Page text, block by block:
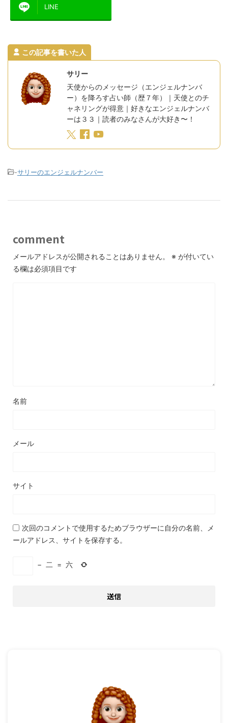
LINE
この記事を書いた人
サリー
天使からのメッセージ（エンジェルナンバ
ー）を降ろす占い師（歴７年）｜天使とのチ
ャネリングが得意｜好きなエンジェルナンバ
ーは３３｜読者のみなさんが大好き〜！
-サリーのエンジェルナンバー
comment
メールアドレスが公開されることはありません。 ※ が付いてい
る欄は必須項目です
名前
メール
サイト
次回のコメントで使用するためブラウザーに自分の名前、メ
ールアドレス、サイトを保存する。
− 二 = 六